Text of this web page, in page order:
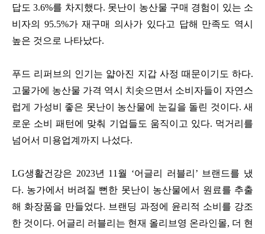
답도 3.6%를 차지했다. 못난이 농산물 구매 경험이 있는 소
비자의 95.5%가 재구매 의사가 있다고 답해 만족도 역시
높은 것으로 나타났다.
푸드 리퍼브의 인기는 얇아진 지갑 사정 때문이기도 하다.
고물가에 농산물 가격 역시 치솟으면서 소비자들이 자연스
럽게 가성비 좋은 못난이 농산물에 눈길을 돌린 것이다. 새
로운 소비 패턴에 맞춰 기업들도 움직이고 있다. 먹거리를
넘어서 미용업계까지 나섰다.
LG생활건강은 2023년 11월 ‘어글리 러블리’ 브랜드를 냈
다. 농가에서 버려질 뻔한 못난이 농산물에서 원료를 추출
해 화장품을 만들었다. 브랜딩 과정에 윤리적 소비를 강조
한 것이다. 어글리 러블리는 현재 올리브영 온라인몰, 더 현